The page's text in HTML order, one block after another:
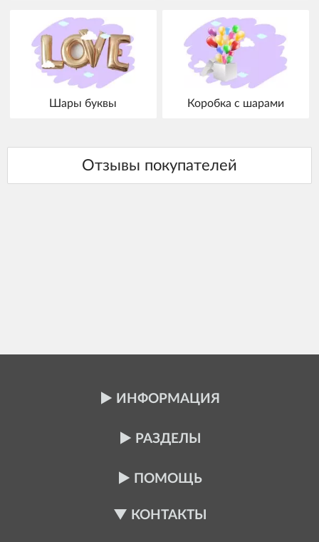
Шары буквы Коробка с шарами
ИНФОРМАЦИЯ
РАЗДЕЛЫ
ПОМОЩЬ
КОНТАКТЫ